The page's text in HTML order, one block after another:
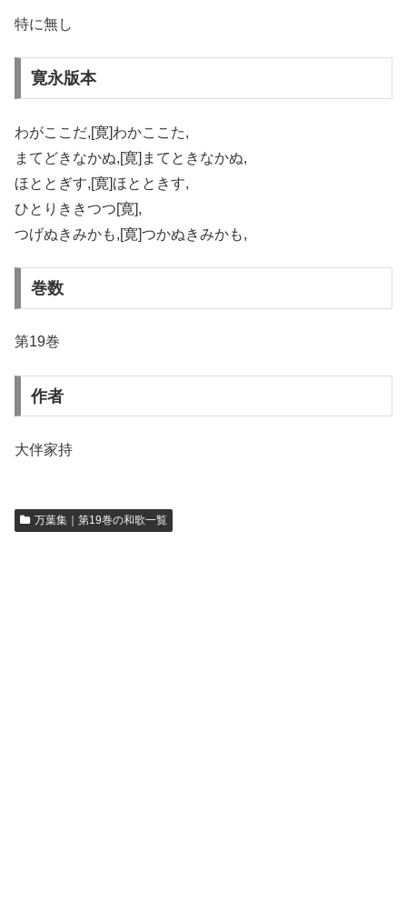
特に無し
寛永版本
わがここだ,[寛]わかここた,
まてどきなかぬ,[寛]まてときなかぬ,
ほととぎす,[寛]ほとときす,
ひとりききつつ[寛],
つげぬきみかも,[寛]つかぬきみかも,
巻数
第19巻
作者
大伴家持
万葉集｜第19巻の和歌一覧